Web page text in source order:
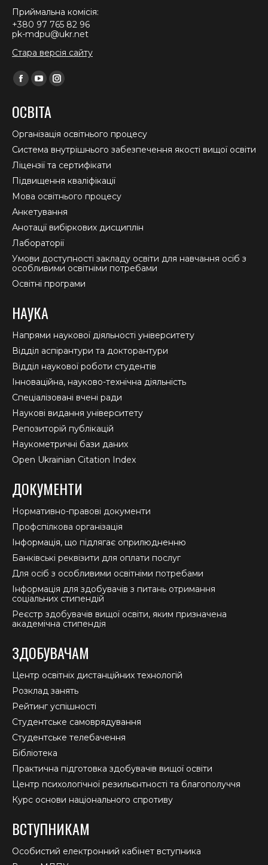
Приймальна комісія:
+380 97 765 82 96
pk-mdpu@ukr.net
Стара версія сайту
Find us on:
Facebook
opens
in
new
window
YouTube
opens
in
new
window
Instagram
in
new
window
ОСВІТА
Організація освітнього процесу
Система внутрішнього забезпечення якості вищої освіти
Ліцензії та сертифікати
Підвищення кваліфікації
Мова освітнього процесу
Анкетування
Анотації вибіркових дисциплін
Лабораторії
Умови доступності закладу освіти для навчання осіб з
особливими освітніми потребами
Освітні програми
НАУКА
Напрями наукової діяльності університету
Відділ аспірантури та докторантури
Відділ наукової роботи студентів
Інноваційна, науково-технічна діяльність
Спеціалізовані вчені ради
Наукові видання університету
Репозиторій публікацій
Наукометричні бази даних
Open Ukrainian Citation Index
ДОКУМЕНТИ
Нормативно-правові документи
Профспілкова організація
Інформація, що підлягає оприлюдненню
Банківські реквізити для оплати послуг
Для осіб з особливими освітніми потребами
Інформація для здобувачів з питань отримання
соціальних стипендій
Реєстр здобувачів вищої освіти, яким призначена
академічна стипендія
ЗДОБУВАЧАМ
Центр освітніх дистанційних технологій
Розклад занять
Рейтинг успішності
Студентське самоврядування
Студентське телебачення
Бібліотека
Практична підготовка здобувачів вищої освіти
Центр психологічної резильєнтності та благополуччя
Курс основи національного спротиву
ВСТУПНИКАМ
Особистий електронний кабінет вступника